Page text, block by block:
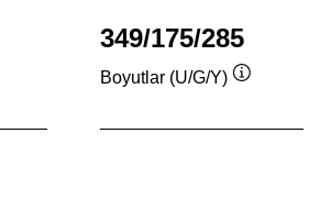
349/175/285
Boyutlar (U/G/Y)